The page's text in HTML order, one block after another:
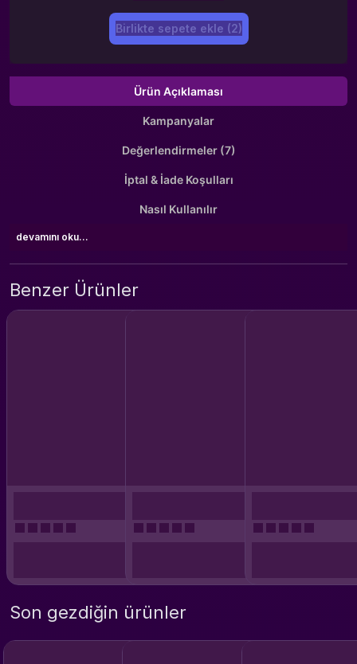
Birlikte sepete ekle (2)
Ürün Açıklaması
Kampanyalar
Değerlendirmeler (7)
İptal & İade Koşulları
Nasıl Kullanılır
devamını oku...
Benzer Ürünler
Son gezdiğin ürünler